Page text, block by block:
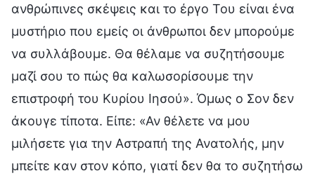
ανθρώπινες σκέψεις και το έργο Του είναι ένα
μυστήριο που εμείς οι άνθρωποι δεν μπορούμε
να συλλάβουμε. Θα θέλαμε να συζητήσουμε
μαζί σου το πώς θα καλωσορίσουμε την
επιστροφή του Κυρίου Ιησού». Όμως ο Σον δεν
άκουγε τίποτα. Είπε: «Αν θέλετε να μου
μιλήσετε για την Αστραπή της Ανατολής, μην
μπείτε καν στον κόπο, γιατί δεν θα το συζητήσω